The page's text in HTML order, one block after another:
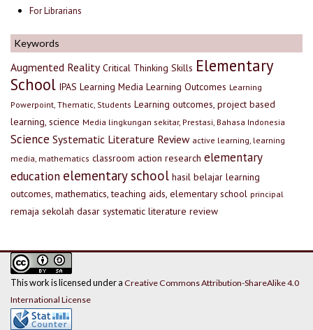
For Librarians
Keywords
Augmented Reality Critical Thinking Skills Elementary
School IPAS Learning Media Learning Outcomes Learning
Powerpoint, Thematic, Students Learning outcomes, project based
learning, science Media lingkungan sekitar, Prestasi, Bahasa Indonesia
Science Systematic Literature Review active learning, learning
media, mathematics classroom action research elementary
education elementary school hasil belajar learning
outcomes, mathematics, teaching aids, elementary school principal
remaja sekolah dasar systematic literature review
This work is licensed under a Creative Commons Attribution-ShareAlike 4.0
International License